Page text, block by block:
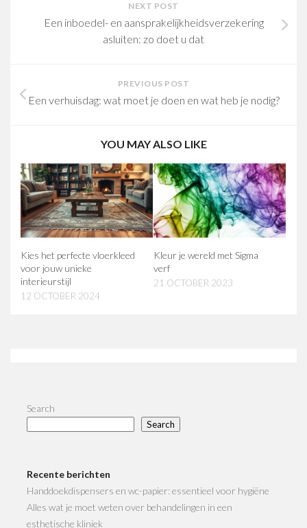
NEXT POST
Een inboedel- en aansprakelijkheidsverzekering
asluiten: zo doet u dat
PREVIOUS POST
Een verhuisdag: wat moet je doen en wat heb je nodig?
YOU MAY ALSO LIKE
Kies het perfecte vloerkleed
voor jouw unieke
interieurstijl
12 OCTOBER 2024
Kleur je wereld met Sigma
verf
21 OCTOBER 2023
Search
Search
Recente berichten
Handdoekdispensers en wc-papier: essentieel voor hygiëne
Alles wat je moet weten over behandelingen in een
esthetische kliniek